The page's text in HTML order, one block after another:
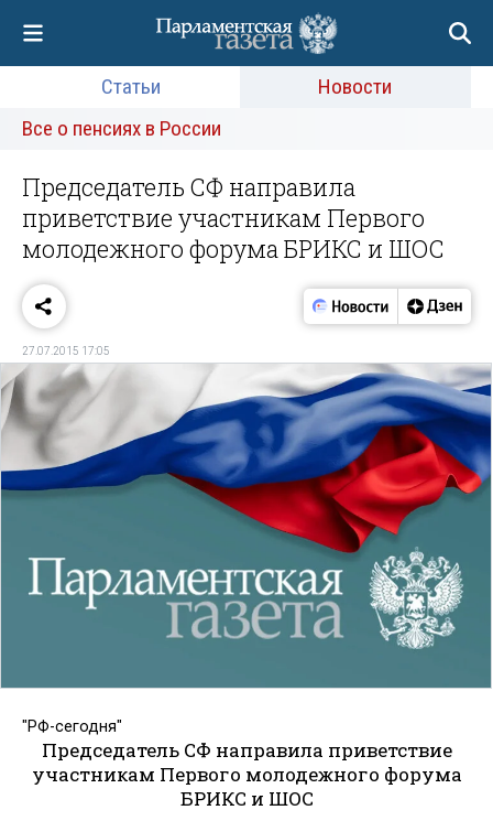
Статьи
Новости
Все о пенсиях в России
Председатель СФ направила
приветствие участникам Первого
молодежного форума БРИКС и ШОС
27.07.2015 17:05
"РФ-сегодня"
Председатель СФ направила приветствие
участникам Первого молодежного форума
БРИКС и ШОС